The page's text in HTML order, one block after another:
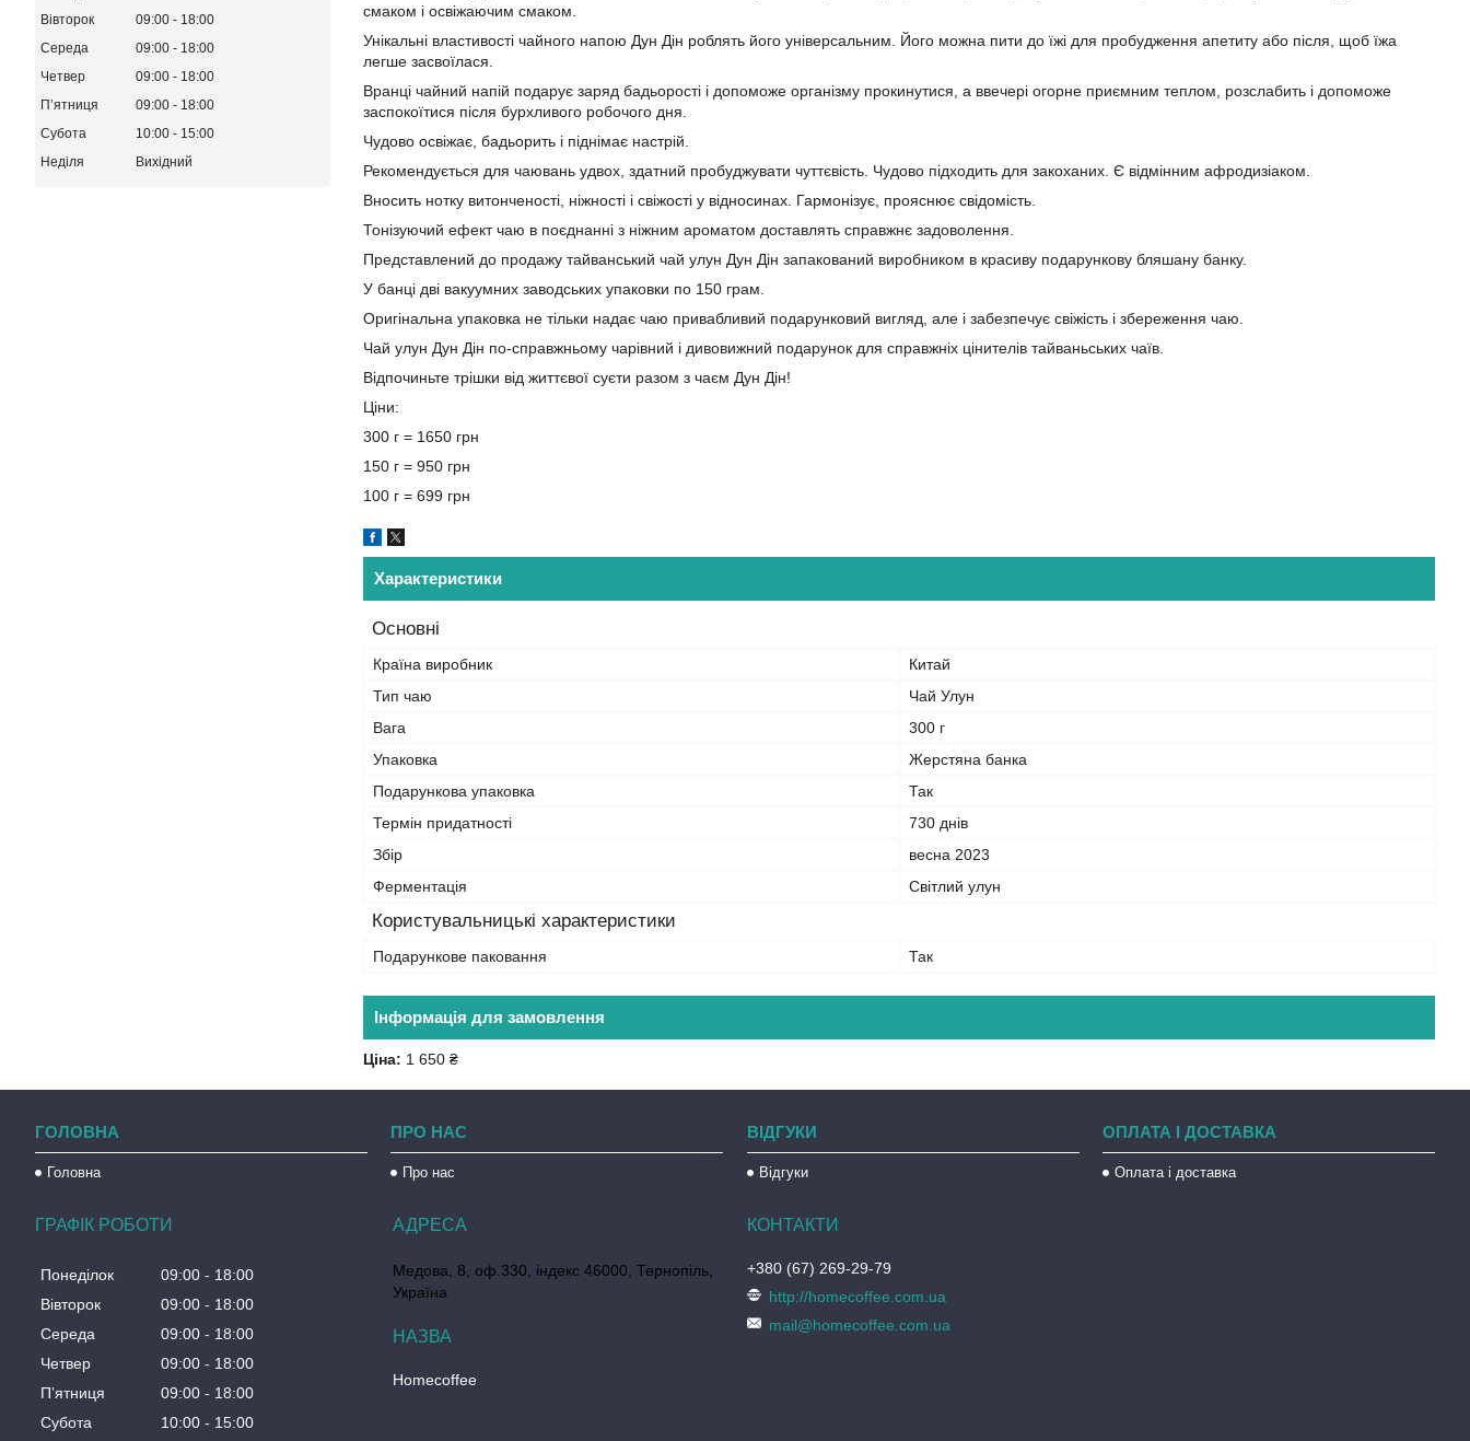
смаком і освіжаючим смаком.
Унікальні властивості чайного напою Дун Дін роблять його універсальним. Його можна пити до їжі для пробудження апетиту або після, щоб їжа
легше засвоїлася.
Вранці чайний напій подарує заряд бадьорості і допоможе організму прокинутися, а ввечері огорне приємним теплом, розслабить і допоможе
заспокоїтися після бурхливого робочого дня.
Чудово освіжає, бадьорить і піднімає настрій.
Рекомендується для чаювань удвох, здатний пробуджувати чуттєвість. Чудово підходить для закоханих. Є відмінним афродизіаком.
Вносить нотку витонченості, ніжності і свіжості у відносинах. Гармонізує, прояснює свідомість.
Тонізуючий ефект чаю в поєднанні з ніжним ароматом доставлять справжнє задоволення.
Представлений до продажу тайванський чай улун Дун Дін запакований виробником в красиву подарункову бляшану банку.
У банці дві вакуумних заводських упаковки по 150 грам.
Оригінальна упаковка не тільки надає чаю привабливий подарунковий вигляд, але і забезпечує свіжість і збереження чаю.
Чай улун Дун Дін по-справжньому чарівний і дивовижний подарунок для справжніх цінителів тайваньських чаїв.
Відпочиньте трішки від життєвої суєти разом з чаєм Дун Дін!
Ціни:
300 г = 1650 грн
150 г = 950 грн
100 г = 699 грн
Характеристики
Основні
Країна виробник
Китай
Тип чаю
Чай Улун
Вага
300 г
Упаковка
Жерстяна банка
Подарункова упаковка
Так
Термін придатності
730 днів
Збір
весна 2023
Ферментація
Світлий улун
Користувальницькі характеристики
Подарункове паковання Так
Інформація для замовлення
Ціна: 1 650 ₴
Вівторок
09:00
18:00
Середа
09:00
18:00
Четвер
09:00
18:00
Пʼятниця
09:00
18:00
Субота
10:00
15:00
Неділя
Вихідний
ГОЛОВНА
Головна
ПРО НАС
Про нас
ВІДГУКИ
Відгуки
ОПЛАТА І ДОСТАВКА
Оплата і доставка
ГРАФІК РОБОТИ
Понеділок 09:00
18:00
Вівторок
09:00
18:00
Середа
09:00
18:00
Четвер
09:00
18:00
Пʼятниця
09:00
18:00
Субота
10:00 15:00
Медова, 8, оф.330, індекс 46000, Тернопіль,
Україна
Homecoffee
+380 (67) 269-29-79
http://homecoffee.com.ua
mail@homecoffee.com.ua